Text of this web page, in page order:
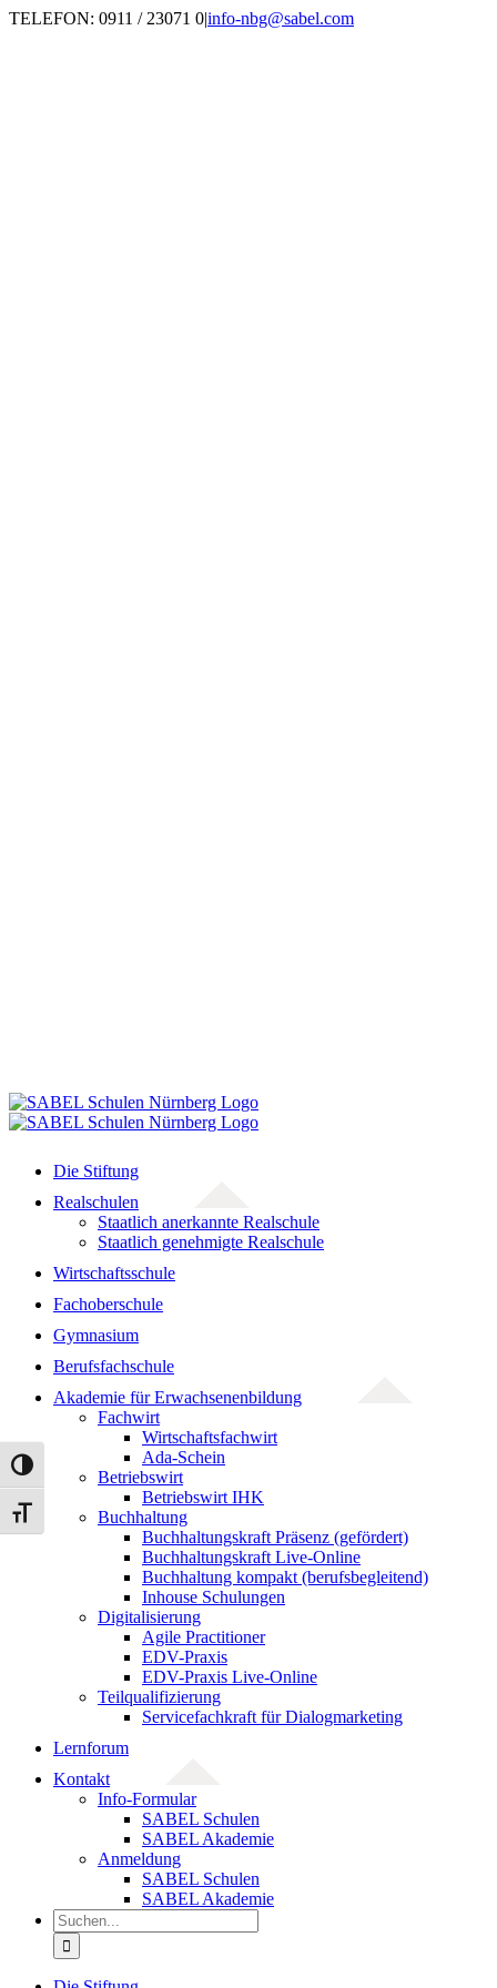
Umschalten auf hohe Kontraste
Schrift vergrößern
Zum
TELEFON: 0911 / 23071 0|info-nbg@sabel.com
Die Stiftung
Realschulen
Staatlich anerkannte Realschule
Staatlich genehmigte Realschule
Wirtschaftsschule
Fachoberschule
Gymnasium
Berufsfachschule
Akademie für Erwachsenenbildung
Fachwirt
Wirtschaftsfachwirt
Ada-Schein
Betriebswirt
Betriebswirt IHK
Buchhaltung
Buchhaltungskraft Präsenz (gefördert)
Buchhaltungskraft Live-Online
Buchhaltung kompakt (berufsbegleitend)
Inhouse Schulungen
Digitalisierung
Agile Practitioner
EDV-Praxis
EDV-Praxis Live-Online
Teilqualifizierung
Servicefachkraft für Dialogmarketing
Lernforum
Kontakt
Info-Formular
SABEL Schulen
SABEL Akademie
Anmeldung
SABEL Schulen
SABEL Akademie
Suche
nach: